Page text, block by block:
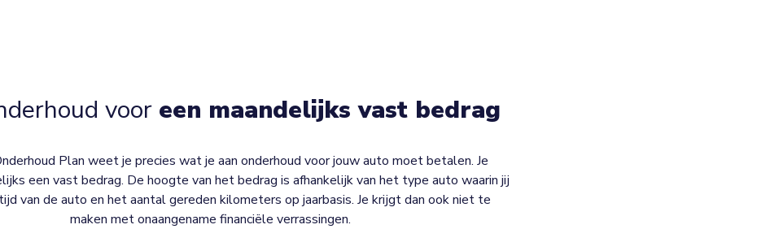
voor een maandelijks vast bedrag
Plan weet je precies wat je aan onderhoud voor jouw auto moet betalen. Je
een vast bedrag. De hoogte van het bedrag is afhankelijk van het type auto waarin jij
van de auto en het aantal gereden kilometers op jaarbasis. Je krijgt dan ook niet te
maken met onaangename financiële verrassingen.